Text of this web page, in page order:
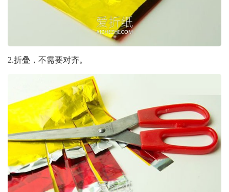
2.折叠，不需要对齐。